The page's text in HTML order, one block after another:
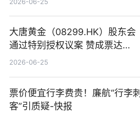
大唐黄金（08299.HK）股东会
通过特别授权议案 赞成票达
100%_新动态
2026-06-25
票价便宜行李费贵！廉航“行李刺
客”引质疑-快报